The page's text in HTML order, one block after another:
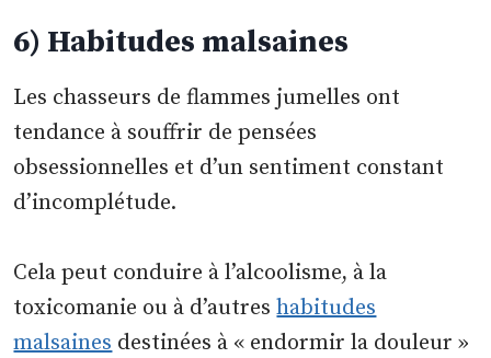
6) Habitudes malsaines
Les chasseurs de flammes jumelles ont
tendance à souffrir de pensées
obsessionnelles et d’un sentiment constant
d’incomplétude.
Cela peut conduire à l’alcoolisme, à la
toxicomanie ou à d’autreshabitudes
malsaines destinées à « endormir la douleur »